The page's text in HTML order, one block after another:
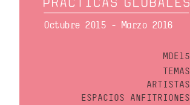
Octubre 2015 - Marzo 2016
MDE15
TEMAS
ARTISTAS
ESPACIOS ANFITRIONES